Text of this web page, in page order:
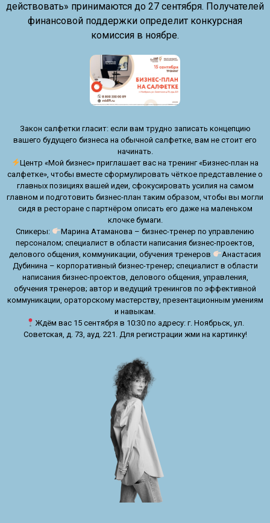
действовать» принимаются до 27 сентября. Получателей
финансовой поддержки определит конкурсная
комиссия в ноябре.
Закон салфетки гласит: если вам трудно записать концепцию
вашего будущего бизнеса на обычной салфетке, вам не стоит его
начинать.
Центр «Мой бизнес» приглашает вас на тренинг «Бизнес-план на
салфетке», чтобы вместе сформулировать чёткое представление о
главных позициях вашей идеи, сфокусировать усилия на самом
главном и подготовить бизнес-план таким образом, чтобы вы могли
сидя в ресторане с партнёром описать его даже на маленьком
клочке бумаги.
Спикеры:
Марина Атаманова – бизнес-тренер по управлению
персоналом; специалист в области написания бизнес-проектов,
делового общения, коммуникации, обучения тренеров
Анастасия
Дубинина – корпоративный бизнес-тренер; специалист в области
написания бизнес-проектов, делового общения, управления,
обучения тренеров; автор и ведущий тренингов по эффективной
коммуникации, ораторскому мастерству, презентационным умениям
и навыкам.
Ждём вас 15 сентября в 10:30 по адресу: г. Ноябрьск, ул.
Советская, д. 73, ауд. 221. Для регистрации жми на картинку!